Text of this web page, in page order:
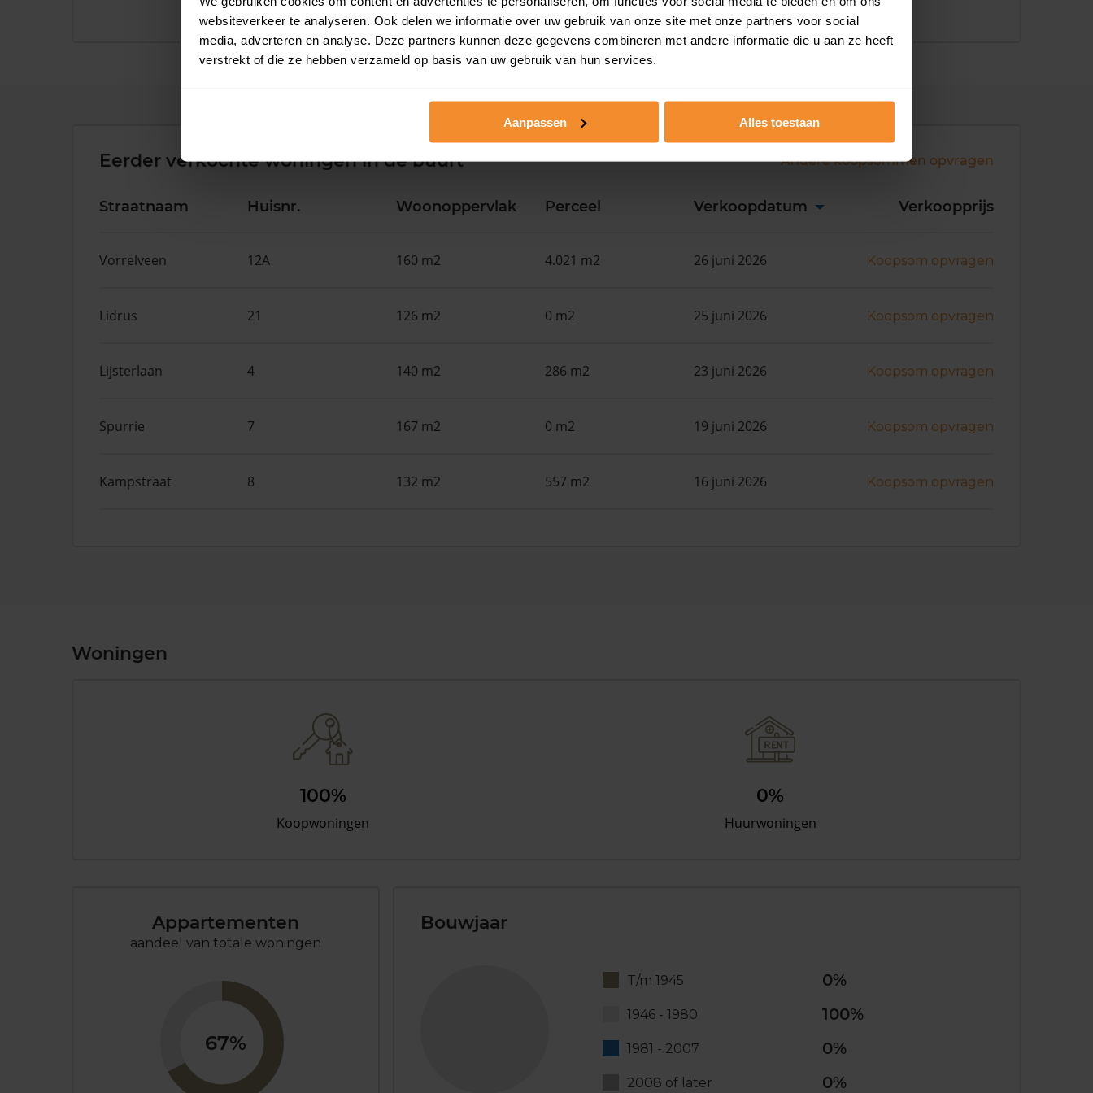
websiteverkeer te analyseren. Ook delen we informatie over uw gebruik van onze site met onze partners voor social
media, adverteren en analyse. Deze partners kunnen deze gegevens combineren met andere informatie die u aan ze heeft
verstrekt of die ze hebben verzameld op basis van uw gebruik van hun services.
Aanpassen Alles toestaan
Eerder verkochte woningen in de buurt Andere koopsommen opvragen
Straatnaam Huisnr. Woonoppervlak Perceel Verkoopdatum Verkoopprijs
Vorrelveen 12A 160 m2 4.021 m2 26 juni 2026 Koopsom opvragen
Lidrus 21 126 m2 0 m2 25 juni 2026 Koopsom opvragen
Lijsterlaan 4 140 m2 286 m2 23 juni 2026 Koopsom opvragen
Spurrie 7 167 m2 0 m2 19 juni 2026 Koopsom opvragen
Kampstraat 8 132 m2 557 m2 16 juni 2026 Koopsom opvragen
Woningen
100%
Koopwoningen
0%
Huurwoningen
Appartementen
aandeel van totale woningen
67%
Bouwjaar
T/m 1945 0%
1946 - 1980 100%
1981 - 2007 0%
2008 of later 0%